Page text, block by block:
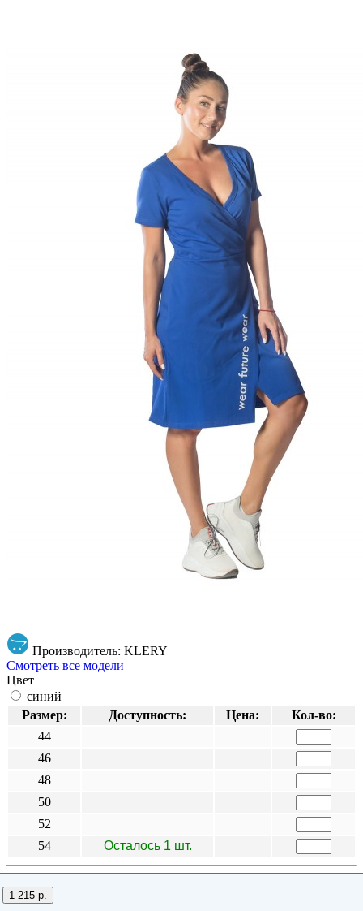
Производитель: KLERY
Смотреть все модели
Цвет
синий
Размер:
Доступность: Цена:
Кол-во:
44
46
48
50
52
54
Осталось 1 шт.
1 215 р.